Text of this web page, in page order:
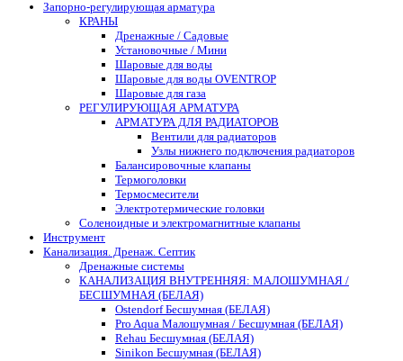
Запорно-регулирующая арматура
КРАНЫ
Дренажные / Садовые
Установочные / Мини
Шаровые для воды
Шаровые для воды OVENTROP
Шаровые для газа
РЕГУЛИРУЮЩАЯ АРМАТУРА
АРМАТУРА ДЛЯ РАДИАТОРОВ
Вентили для радиаторов
Узлы нижнего подключения радиаторов
Балансировочные клапаны
Термоголовки
Термосмесители
Электротермические головки
Соленоидные и электромагнитные клапаны
Инструмент
Канализация. Дренаж. Септик
Дренажные системы
КАНАЛИЗАЦИЯ ВНУТРЕННЯЯ: МАЛОШУМНАЯ /
БЕСШУМНАЯ (БЕЛАЯ)
Ostendorf Бесшумная (БЕЛАЯ)
Pro Aqua Малошумная / Бесшумная (БЕЛАЯ)
Rehau Бесшумная (БЕЛАЯ)
Sinikon Бесшумная (БЕЛАЯ)